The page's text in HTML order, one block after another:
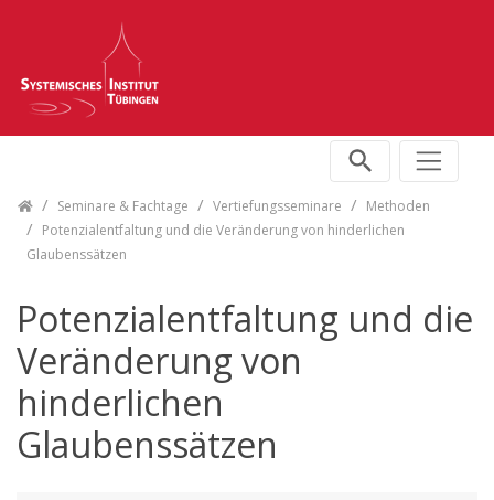
Skip navigationSeminare & Fachtage Vertiefungsseminare
Methoden
Potenzialentfaltung und die Veränderung von hinderlichen
Glaubenssätzen
Potenzialentfaltung und die
Veränderung von
hinderlichen
Glaubenssätzen